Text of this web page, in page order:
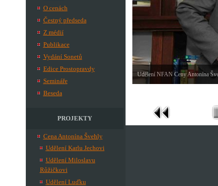
O cenách
Čestný předseda
Z médií
Publikace
Vydání Sonetů
Edice Prostopravdy
Semináře
Beseda
PROJEKTY
Cena Antonína Švehly
Udělení Karlu Jechovi
Udělení Miloslavu
Růžičkovi
Udělení Luďku
Udělení NFAN Ceny Antonína